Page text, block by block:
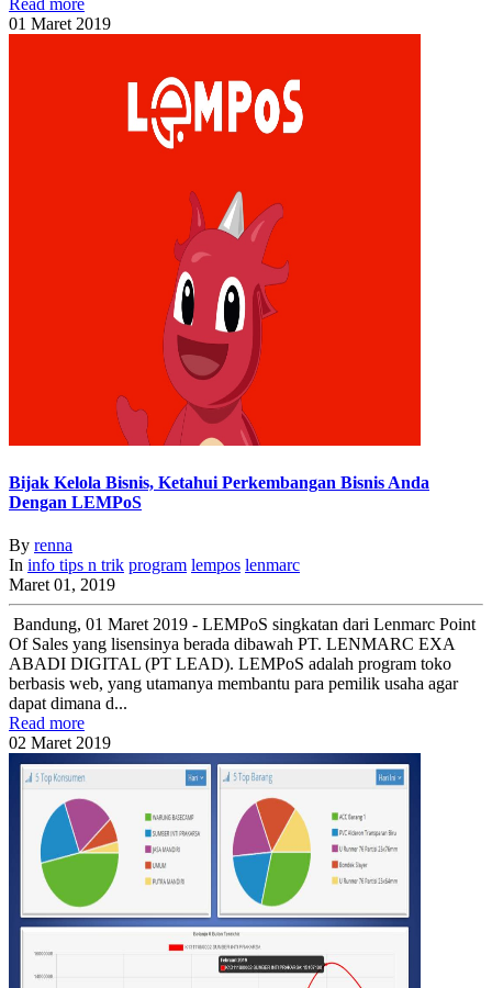
01 Maret 2019
Bijak Kelola Bisnis, Ketahui Perkembangan Bisnis Anda
Dengan LEMPoS
By renna
In info tips n trik program lempos lenmarc
Maret 01, 2019
Bandung, 01 Maret 2019 - LEMPoS singkatan dari Lenmarc Point
Of Sales yang lisensinya berada dibawah PT. LENMARC EXA
ABADI DIGITAL (PT LEAD). LEMPoS adalah program toko
berbasis web, yang utamanya membantu para pemilik usaha agar
dapat dimana d...
Read more
02 Maret 2019